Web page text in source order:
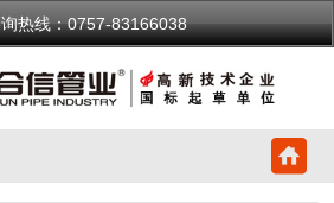
热线：0757-83166038